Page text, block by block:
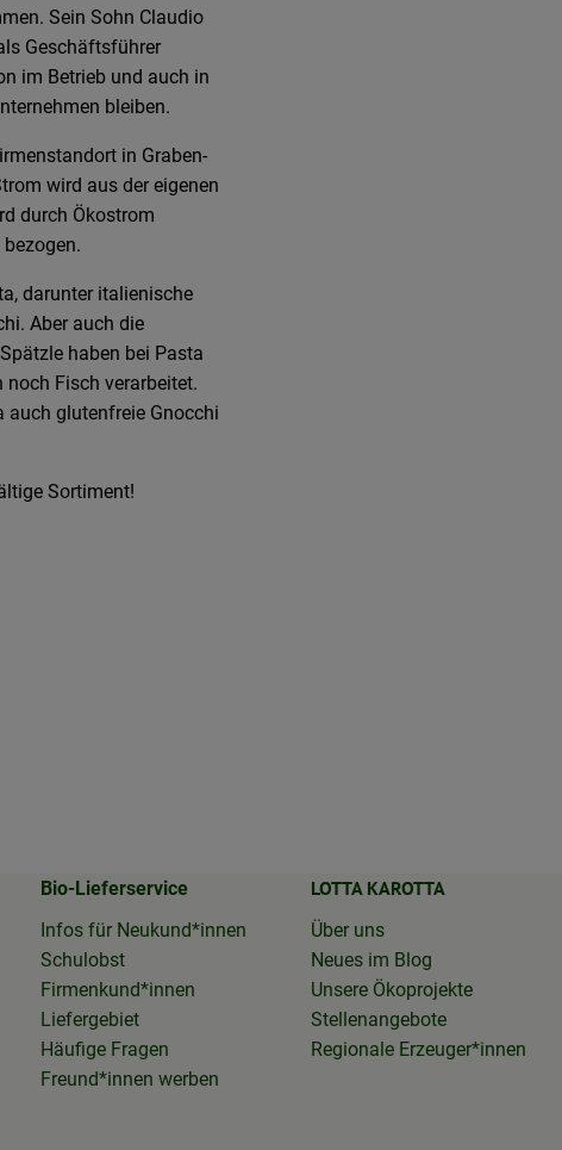
Sein Sohn Claudio
Geschäftsführer
im Betrieb und auch in
bleiben.
in Graben-
wird aus der eigenen
durch Ökostrom
darunter italienische
Aber auch die
haben bei Pasta
noch Fisch verarbeitet.
auch glutenfreie Gnocchi
Sortiment!
Bio-Lieferservice
Infos für Neukund*innen
Schulobst
Firmenkund*innen
Liefergebiet
Häufige Fragen
Freund*innen werben
LOTTA KAROTTA
Über uns
Neues im Blog
Unsere Ökoprojekte
Stellenangebote
Regionale Erzeuger*innen